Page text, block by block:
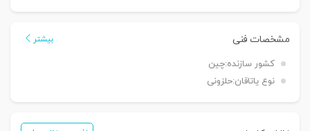
مشخصات فنی بیشتر
کشور سازنده:چین
نوع یاتاقان:حلزونی